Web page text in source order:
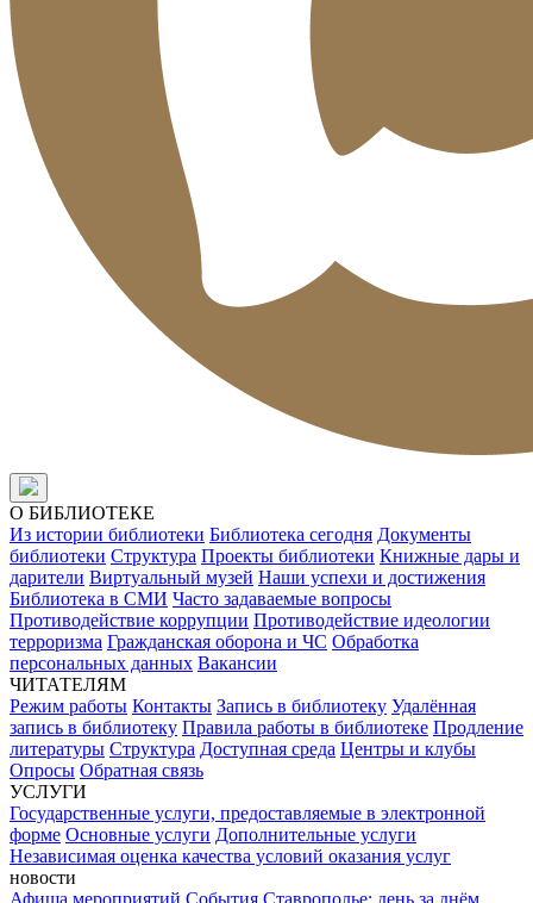
О БИБЛИОТЕКЕ
Из истории библиотеки Библиотека сегодня Документы
библиотеки Структура Проекты библиотеки Книжные дары и
дарители Виртуальный музей Наши успехи и достижения
Библиотека в СМИ Часто задаваемые вопросы
Противодействие коррупции Противодействие идеологии
терроризма Гражданская оборона и ЧС Обработка
персональных данных Вакансии
ЧИТАТЕЛЯМ
Режим работы Контакты Запись в библиотеку Удалённая
запись в библиотеку Правила работы в библиотеке Продление
литературы Структура Доступная среда Центры и клубы
Опросы Обратная связь
УСЛУГИ
Государственные услуги, предоставляемые в электронной
форме Основные услуги Дополнительные услуги
Независимая оценка качества условий оказания услуг
новости
Афиша мероприятий События Ставрополье: день за днём